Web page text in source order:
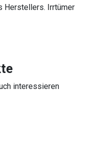
Herstellers. Irrtümer
interessieren